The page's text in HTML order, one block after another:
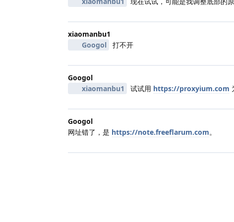
xiaomanbu1
Googol
打不开
Googol
xiaomanbu1
试试用 https://proxyium.com
Googol
网址错了，是 https://note.freeflarum.com。